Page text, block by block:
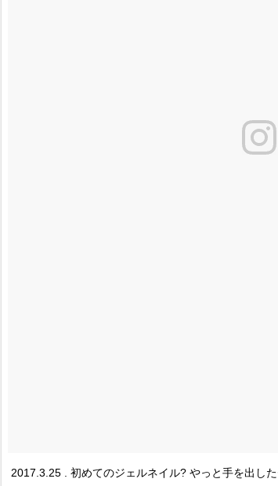
2017.3.25 . 初めてのジェルネイル? やっと手を出し